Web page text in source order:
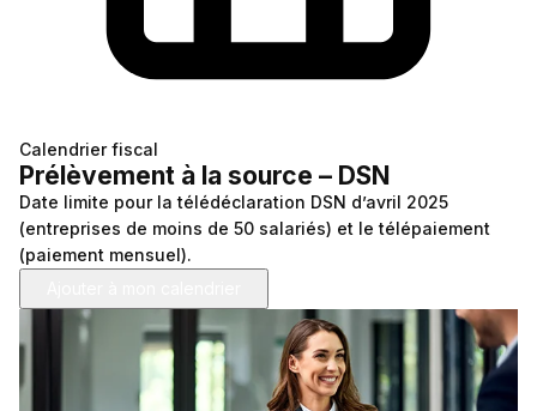
Revenu du dirigeant
Impôts sur les sociétés
Dividendes
Quizz RH&VOUS ?
Sondage du mois
Calendrier fiscal
Prélèvement à la source – DSN
Date limite pour la télédéclaration DSN d’avril 2025
(entreprises de moins de 50 salariés) et le télépaiement
(paiement mensuel).